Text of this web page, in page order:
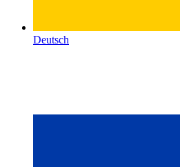
Deutsch